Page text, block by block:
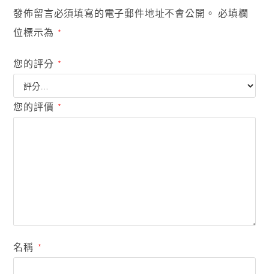
發佈留言必須填寫的電子郵件地址不會公開。
必填欄
位標示為
*
您的評分 *
您的評價 *
名稱 *